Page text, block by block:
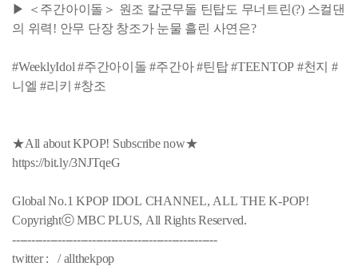
▶ ＜주간아이돌＞ 원조 칼군무돌 틴탑도 무너트린(?) 스컬댄
의 위력! 안무 단장 창조가 눈물 흘린 사연은?
#WeeklyIdol #주간아이돌 #주간아 #틴탑 #TEENTOP #천지 #
니엘 #리키 #창조
★All about KPOP! Subscribe now★
https://bit.ly/3NJTqeG
Global No.1 KPOP IDOL CHANNEL, ALL THE K-POP!
Copyrightⓒ MBC PLUS, All Rights Reserved.
------------------------------------------------------
twitter : / allthekpop